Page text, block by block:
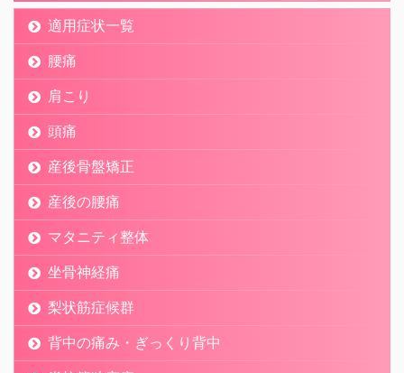
適用症状一覧
腰痛
肩こり
頭痛
産後骨盤矯正
産後の腰痛
マタニティ整体
坐骨神経痛
梨状筋症候群
背中の痛み・ぎっくり背中